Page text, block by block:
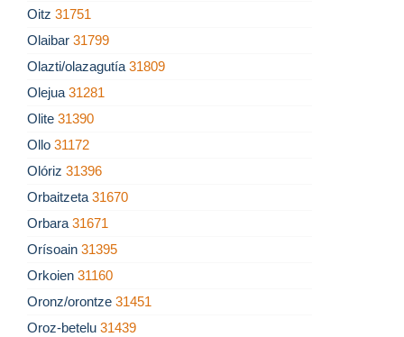
Oitz 31751
Olaibar 31799
Olazti/olazagutía 31809
Olejua 31281
Olite 31390
Ollo 31172
Olóriz 31396
Orbaitzeta 31670
Orbara 31671
Orísoain 31395
Orkoien 31160
Oronz/orontze 31451
Oroz-betelu 31439